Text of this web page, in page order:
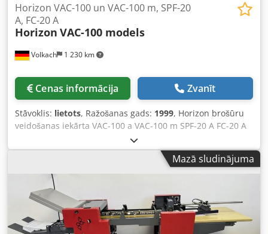
Volkach 1 230 km
Horizon VAC-100 un VAC-100 m, SPF-20
A, FC-20 A
Horizon VAC-100 models
Cenas informācija Zvanīt
Stāvoklis: lietots, Ražošanas gads: 1999, Horizon brošūru
veidošanas iekārta VAC-100 a VAC-100 m SPF-20 A FC-20 A
Piedāvājums sastāv no: - Salikšanas tornis VAC-100a -
Salikšanas tornis VAC-100m - Skavošana un locīšana SPF-
20A - Priekšējas malā griešanas ierīce FC-20A Horizon VAC-
100a / Horizon VAC-100m Iesūkšanas gaisa salikšanas
iekārtas - Tehnoloģija: Touch & Work - Modelis: Sūkšanas
un pūšanas gaisa salikšanas tornis - Staciju skaits: 10 katrā
tornī - Kļūdu novēršana: Nepienākušu, dubultlapu un
iestrēgšanas kontrole - Uzdevumu atmiņa: 9 atmiņas vietas
Mazā sludinājuma